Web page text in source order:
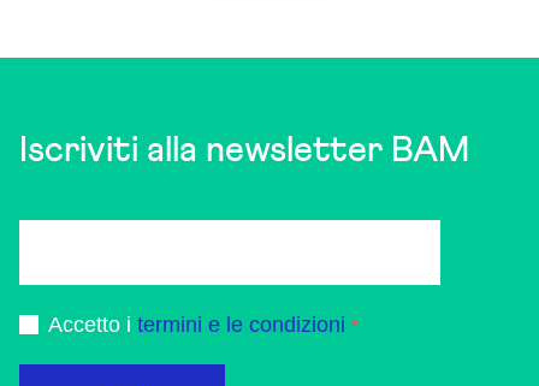
Iscriviti alla newsletter BAM
Accetto i termini e le condizioni